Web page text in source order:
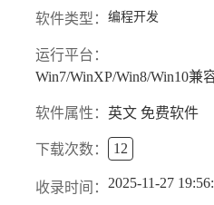
软件类型： 编程开发
运行平台：
Win7/WinXP/Win8/Win10兼
软件属性： 英文 免费软件
下载次数： 12
收录时间： 2025-11-27